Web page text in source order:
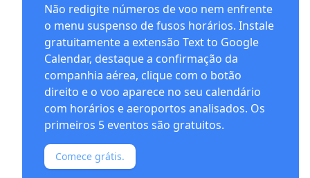
Não redigite números de voo nem enfrente
o menu suspenso de fusos horários. Instale
gratuitamente a extensão Text to Google
Calendar, destaque a confirmação da
companhia aérea, clique com o botão
direito e o voo aparece no seu calendário
com horários e aeroportos analisados. Os
primeiros 5 eventos são gratuitos.
Comece grátis.